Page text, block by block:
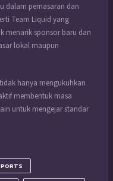
dalam pemasaran dan
Team Liquid yang
menarik sponsor baru dan
lokal maupun
hanya mengukuhkan
membentuk masa
untuk mengejar standar